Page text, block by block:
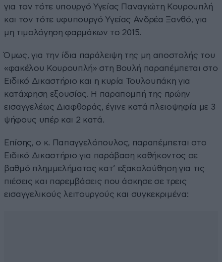
για τον τότε υπουργό Υγείας Παναγιώτη Κουρουπλή
και τον τότε υφυπουργό Υγείας Ανδρέα Ξανθό, για
μη τιμολόγηση φαρμάκων το 2015.
Όμως, για την ίδια παράλειψη της μη αποστολής του
«φακέλου Κουρουπλή» στη Βουλή παραπέμπεται στο
Ειδικό Δικαστήριο και η κυρία Τουλουπάκη για
κατάχρηση εξουσίας. Η παραπομπή της πρώην
εισαγγελέως Διαφθοράς, έγινε κατά πλειοψηφία με 3
ψήφους υπέρ και 2 κατά.
Επίσης, ο κ. Παπαγγελόπουλος, παραπέμπεται στο
Ειδικό Δικαστήριο για παράβαση καθήκοντος σε
βαθμό πλημμελήματος κατ’ εξακολούθηση για τις
πιέσεις και παρεμβάσεις που άσκησε σε τρεις
εισαγγελικούς λειτουργούς και συγκεκριμένα: